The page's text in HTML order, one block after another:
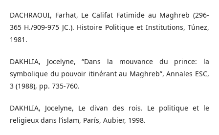
DACHRAOUI, Farhat, Le Califat Fatimide au Maghreb (296-
365 H./909-975 JC.). Histoire Politique et Institutions, Túnez,
1981.
DAKHLIA, Jocelyne, “Dans la mouvance du prince: la
symbolique du pouvoir itinérant au Maghreb”, Annales ESC,
3 (1988), pp. 735-760.
DAKHLIA, Jocelyne, Le divan des rois. Le politique et le
religieux dans l’islam, París, Aubier, 1998.